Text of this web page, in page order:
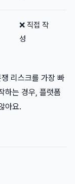
❌ 직접 작
성
리스크를 가장 빠
하는 경우, 플랫폼
아요.